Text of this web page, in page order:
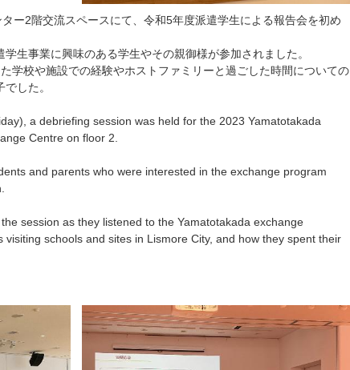
ー2階交流スペースにて、令和5年度派遣学生による報告会を初め
生事業に興味のある学生やその親御様が参加されました。
学校や施設での経験やホストファミリーと過ごした時間についての
した。
a debriefing session was held for the 2023 Yamatotakada
Centre on floor 2.
and parents who were interested in the exchange program
session as they listened to the Yamatotakada exchange
schools and sites in Lismore City, and how they spent their